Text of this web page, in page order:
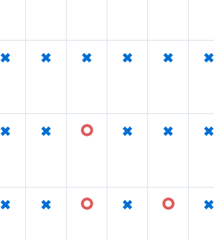
× × × × × ×
× × ○ × × ×
× × ○ × ○ ×